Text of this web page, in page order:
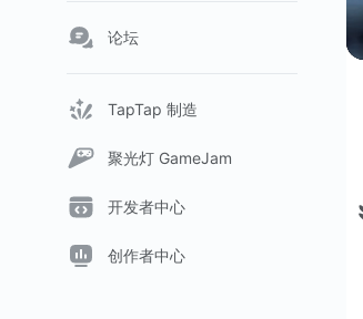
论坛
TapTap 制造
聚光灯 GameJam
开发者中心
创作者中心